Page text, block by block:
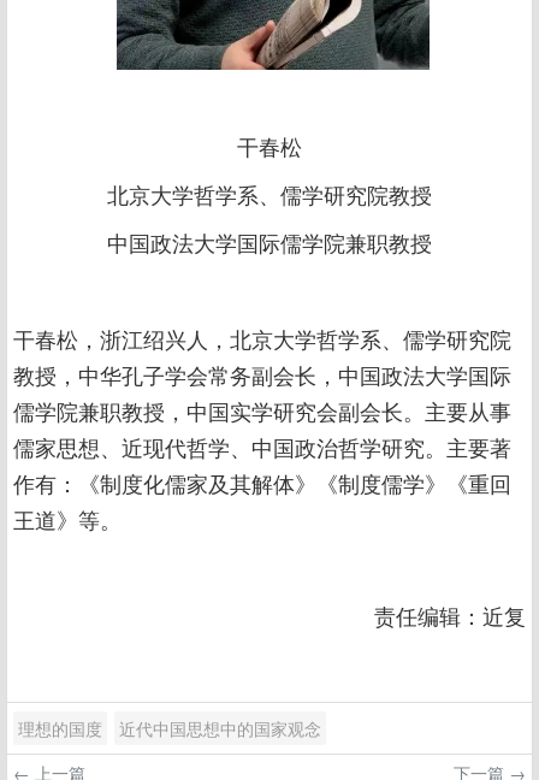
干春松
北京大学哲学系、儒学研究院教授
中国政法大学国际儒学院兼职教授
干春松，浙江绍兴人，北京大学哲学系、儒学研究院
教授，中华孔子学会常务副会长，中国政法大学国际
儒学院兼职教授，中国实学研究会副会长。主要从事
儒家思想、近现代哲学、中国政治哲学研究。主要著
作有：《制度化儒家及其解体》《制度儒学》《重回
王道》等。
责任编辑：近复
理想的国度
近代中国思想中的国家观念
← 上一篇
下一篇 →